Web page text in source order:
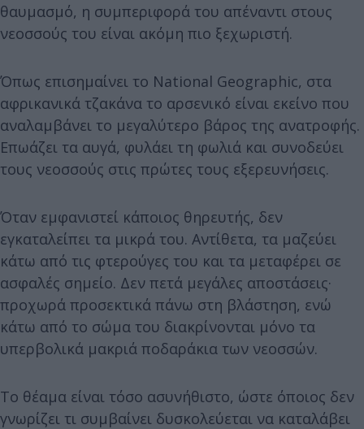
θαυμασμό, η συμπεριφορά του απέναντι στους
νεοσσούς του είναι ακόμη πιο ξεχωριστή.
Όπως επισημαίνει το National Geographic, στα
αφρικανικά τζακάνα το αρσενικό είναι εκείνο που
αναλαμβάνει το μεγαλύτερο βάρος της ανατροφής.
Επωάζει τα αυγά, φυλάει τη φωλιά και συνοδεύει
τους νεοσσούς στις πρώτες τους εξερευνήσεις.
Όταν εμφανιστεί κάποιος θηρευτής, δεν
εγκαταλείπει τα μικρά του. Αντίθετα, τα μαζεύει
κάτω από τις φτερούγες του και τα μεταφέρει σε
ασφαλές σημείο. Δεν πετά μεγάλες αποστάσεις·
προχωρά προσεκτικά πάνω στη βλάστηση, ενώ
κάτω από το σώμα του διακρίνονται μόνο τα
υπερβολικά μακριά ποδαράκια των νεοσσών.
Το θέαμα είναι τόσο ασυνήθιστο, ώστε όποιος δεν
γνωρίζει τι συμβαίνει δυσκολεύεται να καταλάβει